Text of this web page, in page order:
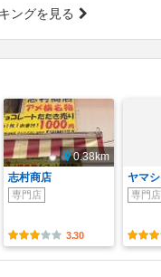
ングを見る
0.38km
志村商店
専門店
3.30
ヤマ
専門店